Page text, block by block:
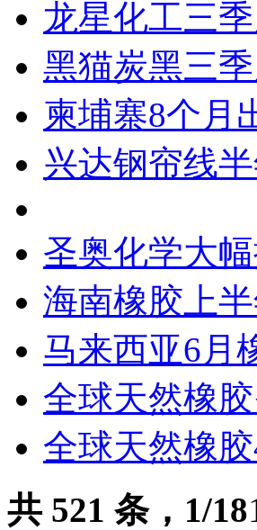
龙星化工三
黑猫炭黑三
柬埔寨8个月
兴达钢帘线
圣奥化学大
海南橡胶上
马来西亚6月
全球天然橡
全球天然橡
共 521 条，1/18